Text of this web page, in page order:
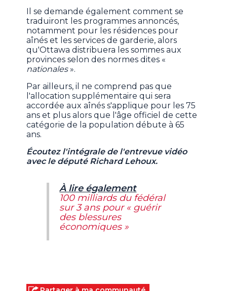
Il se demande également comment se
traduiront les programmes annoncés,
notamment pour les résidences pour
aînés et les services de garderie, alors
qu'Ottawa distribuera les sommes aux
provinces selon des normes dites «
nationales».
Par ailleurs, il ne comprend pas que
l'allocation supplémentaire qui sera
accordée aux aînés s'applique pour les 75
ans et plus alors que l'âge officiel de cette
catégorie de la population débute à 65
ans.
Écoutez l'intégrale de l'entrevue vidéo
avec le député Richard Lehoux.
À lire également
100 milliards du fédéral
sur 3 ans pour « guérir
des blessures
économiques »